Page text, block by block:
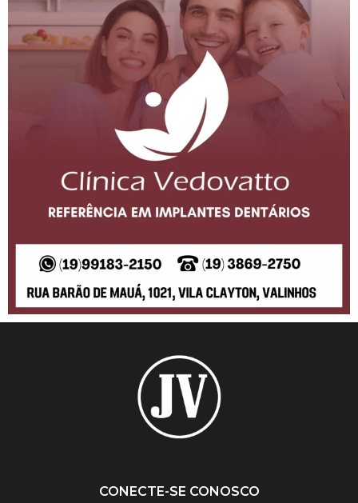
CONECTE-SE CONOSCO